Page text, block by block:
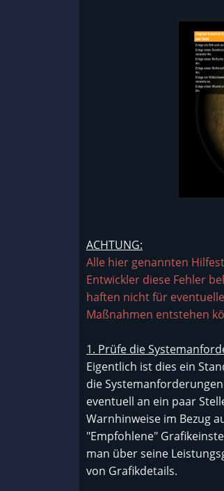
ACHTUNG:
Alle hier genannten
Entwickler diese Fehler
haften nicht für
Maßnahmen entstehen
1. Prüfe die
Eigentlich ist dies ein
die
eventuell an ein paar
Warnhinweise im Bezug
"Empfohlene"
man über seine
von Grafikdetails.